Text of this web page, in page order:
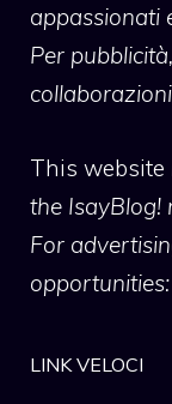
appassionati
Per
This website
the IsayBlog!
For
opportunities:
LINK VELOCI